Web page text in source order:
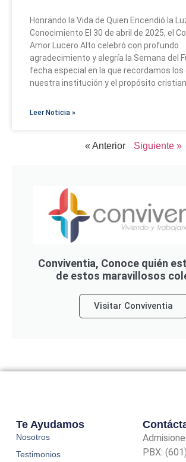
Honrando la Vida de Quien Encendió la
Conocimiento El 30 de abril de 2025, el
Amor Lucero Alto celebró con profundo
agradecimiento y alegría la Semana del
fecha especial en la que recordamos los
nuestra institución y el propósito
Leer Noticia »
« Anterior Siguiente »
Conviventia, Conoce quién
de estos maravillosos
Visitar Conviventia
Te Ayudamos
Nosotros
Testimonios
PBX: